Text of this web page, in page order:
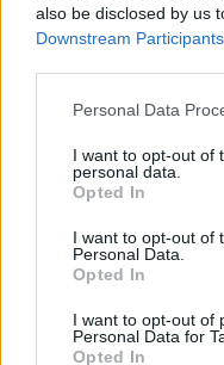
also be disclosed by us
Downstream Participants
Please note that this
not limited to your visit
grant or deny consent
use your data for below
consent section.
Personal Data
I want to opt-out of
personal data.
Opted In
I want to opt-out of
Personal Data.
Opted In
I want to opt-out of
Personal Data for
Opted In